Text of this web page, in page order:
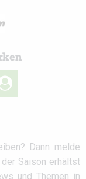
Dann melde
Saison erhältst
und Themen in